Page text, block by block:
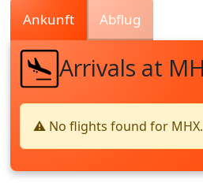
Ankunft Abflug
Arrivals at
⚠️ No flights found for MHX.